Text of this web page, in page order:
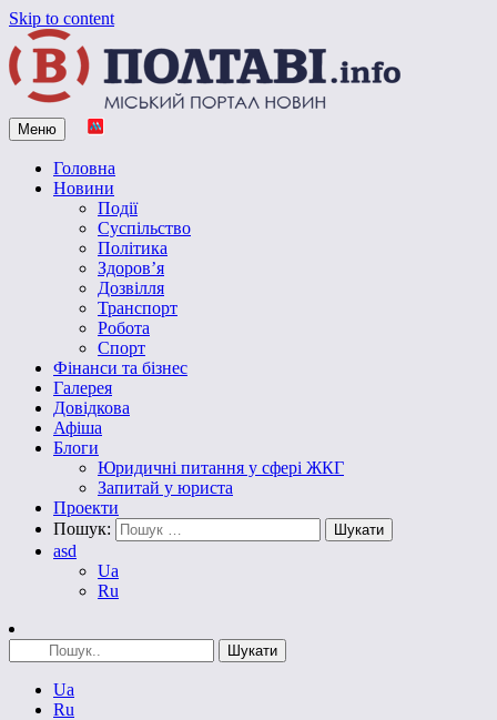
Skip to content
Vpoltave.info
Полтавський портал новин
Меню
Головна
Новини
Події
Суспільство
Політика
Здоров’я
Дозвілля
Транспорт
Робота
Спорт
Фінанси та бізнес
Галерея
Довідкова
Афіша
Блоги
Юридичні питання у сфері ЖКГ
Запитай у юриста
Проекти
Пошук:
asd
Ua
Ru
Ua
Ru